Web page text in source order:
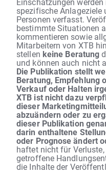
spezifische
Personen verfasst.
bestimmte Situationen
kommentieren sowie
Mitarbeitern von XTB
stellen keine Beratung
und können auch nicht
Die Publikation stellt
Beratung, Empfehlung
Verkauf oder Halten
XTB ist nicht dazu
dieser
abzuändern oder zu
dieser Publikation
darin enthaltene
oder Prognose ändert
haftet nicht für
getroffene
die Inhalte der